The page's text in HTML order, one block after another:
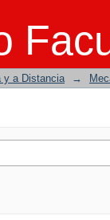
y a Distancia →